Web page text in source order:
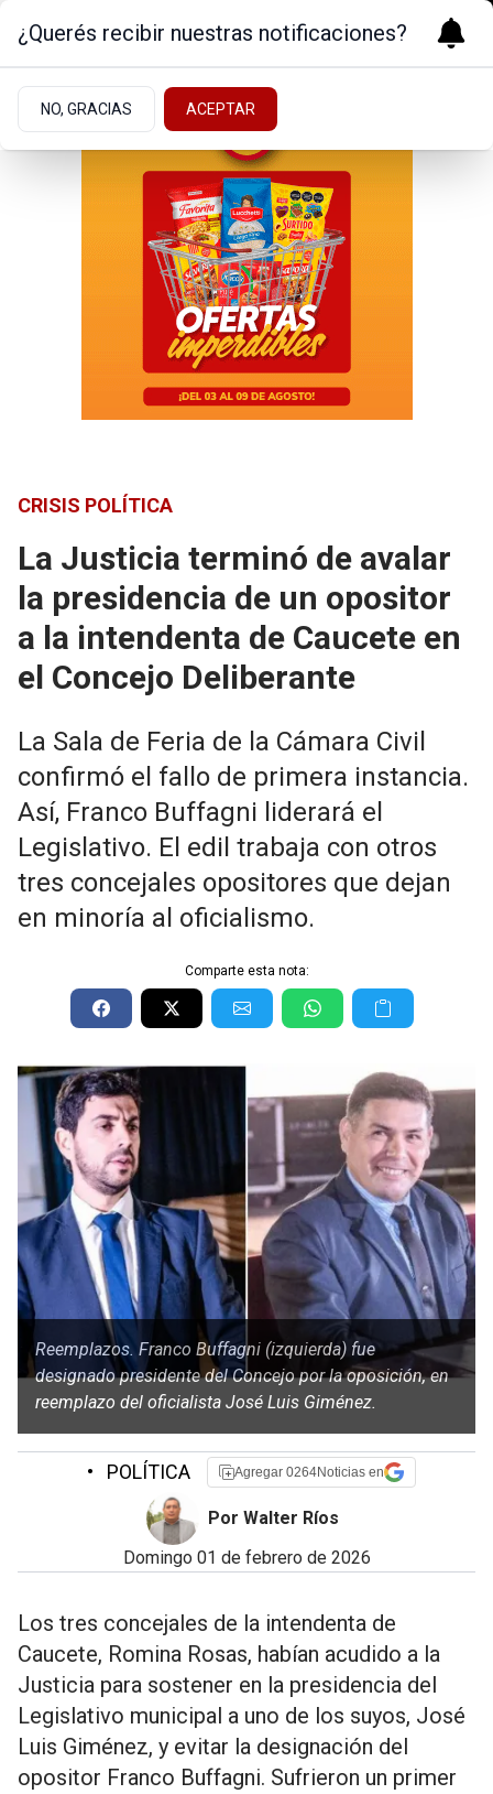
CRISIS POLÍTICA
La Justicia terminó de avalar
la presidencia de un opositor
a la intendenta de Caucete en
el Concejo Deliberante
La Sala de Feria de la Cámara Civil
confirmó el fallo de primera instancia.
Así, Franco Buffagni liderará el
Legislativo. El edil trabaja con otros
tres concejales opositores que dejan
en minoría al oficialismo.
Comparte esta nota:
Reemplazos. Franco Buffagni (izquierda) fue
designado presidente del Concejo por la oposición, en
reemplazo del oficialista José Luis Giménez.
• POLÍTICA Agregar 0264Noticias en
Por Walter Ríos
domingo 01 de febrero de 2026
Los tres concejales de la intendenta de
Caucete, Romina Rosas, habían acudido a la
Justicia para sostener en la presidencia del
Legislativo municipal a uno de los suyos, José
Luis Giménez, y evitar la designación del
opositor Franco Buffagni. Sufrieron un primer
¿Querés recibir nuestras notificaciones?
NO, GRACIAS ACEPTAR